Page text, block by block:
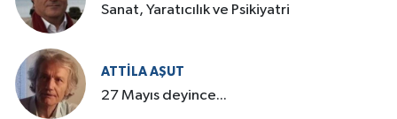
Sanat, Yaratıcılık ve Psikiyatri
ATTILA AŞUT
27 Mayıs deyince...